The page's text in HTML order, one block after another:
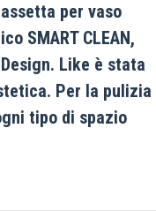
per vaso
SMART CLEAN,
Like è stata
Per la pulizia
tipo di spazio